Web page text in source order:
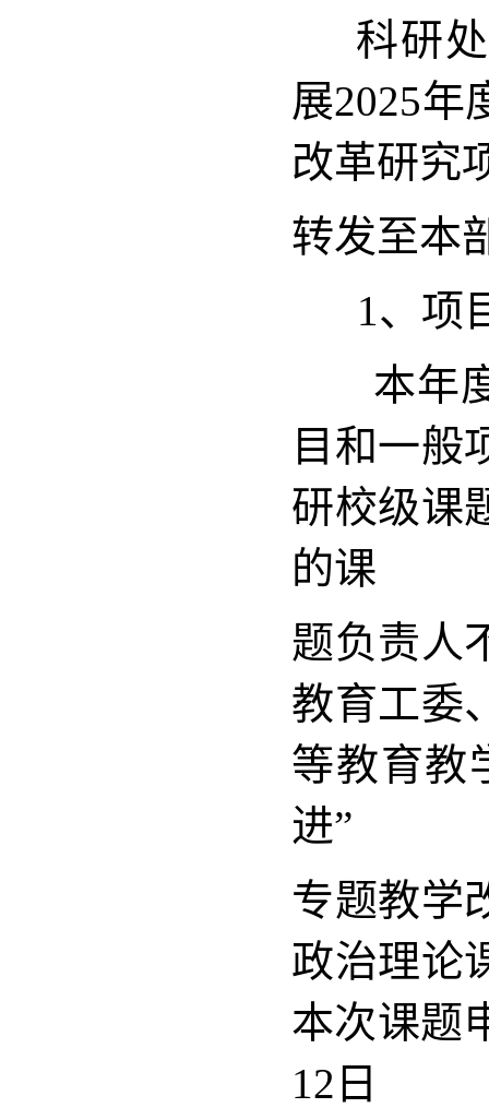
科研处
展2025年
改革研究
转发至本
1、项
本年度
目和一般
研校级课
的课
题负责人
教育工委
等教育教
进”
专题教学
政治理论
本次课题
12日